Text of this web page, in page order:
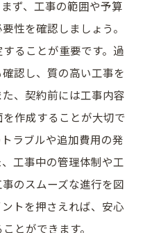
ず、工事の範囲や予算
性を確認しましょう。
ることが重要です。過
認し、質の高い工事を
、契約前には工事内容
作成することが大切で
ラブルや追加費用の発
工事中の管理体制や工
のスムーズな進行を図
トを押さえれば、安心
とができます。